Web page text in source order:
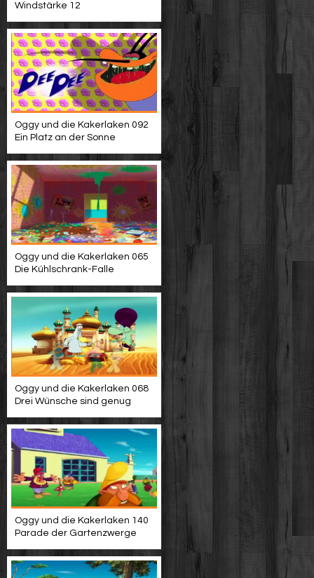
Windstärke 12
Oggy und die Kakerlaken 092
Ein Platz an der Sonne
Oggy und die Kakerlaken 065
Die Kühlschrank-Falle
Oggy und die Kakerlaken 068
Drei Wünsche sind genug
Oggy und die Kakerlaken 140
Parade der Gartenzwerge